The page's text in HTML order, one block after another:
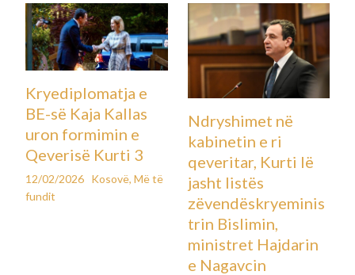
Kryediplomatja e
BE-së Kaja Kallas
uron formimin e
Qeverisë Kurti 3
12/02/2026 Kosovë,Më të
fundit
Ndryshimet në
kabinetin e ri
qeveritar, Kurti lë
jasht listës
zëvendëskryeminis
trin Bislimin,
ministret Hajdarin
e Nagavcin